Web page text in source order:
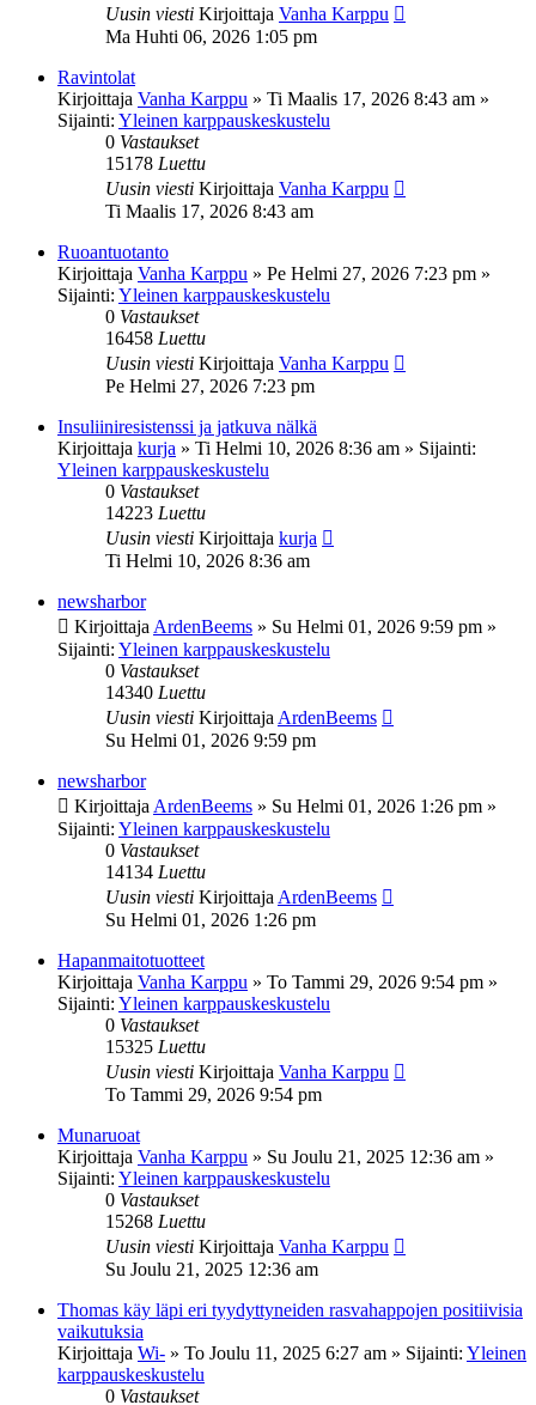
Uusin viesti Kirjoittaja Vanha Karppu
Ma Huhti 06, 2026 1:05 pm
Ravintolat
Kirjoittaja Vanha Karppu » Ti Maalis 17, 2026 8:43 am »
Sijainti: Yleinen karppauskeskustelu
0 Vastaukset
15178 Luettu
Uusin viesti Kirjoittaja Vanha Karppu
Ti Maalis 17, 2026 8:43 am
Ruoantuotanto
Kirjoittaja Vanha Karppu » Pe Helmi 27, 2026 7:23 pm »
Sijainti: Yleinen karppauskeskustelu
0 Vastaukset
16458 Luettu
Uusin viesti Kirjoittaja Vanha Karppu
Pe Helmi 27, 2026 7:23 pm
Insuliiniresistenssi ja jatkuva nälkä
Kirjoittaja kurja » Ti Helmi 10, 2026 8:36 am » Sijainti:
Yleinen karppauskeskustelu
0 Vastaukset
14223 Luettu
Uusin viesti Kirjoittaja kurja
Ti Helmi 10, 2026 8:36 am
newsharbor
Kirjoittaja ArdenBeems » Su Helmi 01, 2026 9:59 pm »
Sijainti: Yleinen karppauskeskustelu
0 Vastaukset
14340 Luettu
Uusin viesti Kirjoittaja ArdenBeems
Su Helmi 01, 2026 9:59 pm
newsharbor
Kirjoittaja ArdenBeems » Su Helmi 01, 2026 1:26 pm »
Sijainti: Yleinen karppauskeskustelu
0 Vastaukset
14134 Luettu
Uusin viesti Kirjoittaja ArdenBeems
Su Helmi 01, 2026 1:26 pm
Hapanmaitotuotteet
Kirjoittaja Vanha Karppu » To Tammi 29, 2026 9:54 pm »
Sijainti: Yleinen karppauskeskustelu
0 Vastaukset
15325 Luettu
Uusin viesti Kirjoittaja Vanha Karppu
To Tammi 29, 2026 9:54 pm
Munaruoat
Kirjoittaja Vanha Karppu » Su Joulu 21, 2025 12:36 am »
Sijainti: Yleinen karppauskeskustelu
0 Vastaukset
15268 Luettu
Uusin viesti Kirjoittaja Vanha Karppu
Su Joulu 21, 2025 12:36 am
Thomas käy läpi eri tyydyttyneiden rasvahappojen positiivisia
vaikutuksia
Kirjoittaja Wi- » To Joulu 11, 2025 6:27 am » Sijainti: Yleinen
karppauskeskustelu
0 Vastaukset